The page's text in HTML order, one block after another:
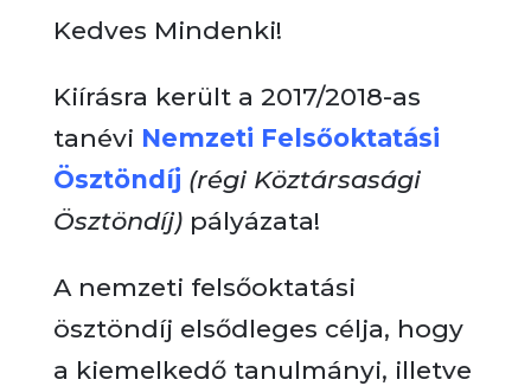
Kedves Mindenki!
Kiírásra került a 2017/2018-as
tanévi Nemzeti Felsőoktatási
Ösztöndíj (régi Köztársasági
Ösztöndíj)pályázata!
A nemzeti felsőoktatási
ösztöndíj elsődleges célja, hogy
a kiemelkedő tanulmányi, illetve